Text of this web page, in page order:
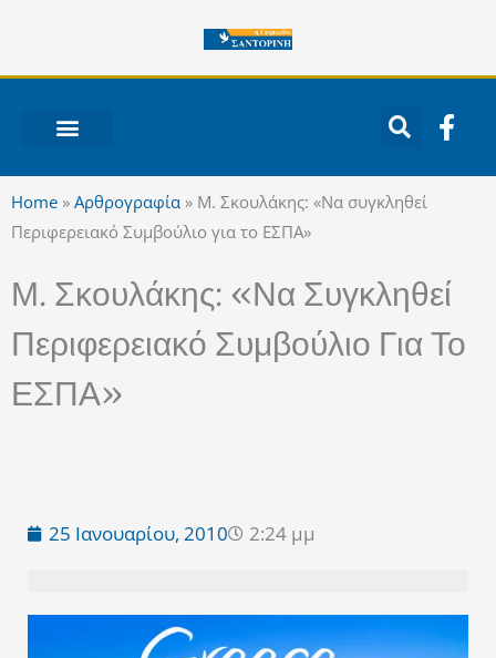
περιεχόμενο
F
a
o
k
-
f
Home » Αρθρογραφία » Μ. Σκουλάκης: «Να συγκληθεί
Περιφερειακό Συμβούλιο για το ΕΣΠΑ»
Μ. Σκουλάκης: «Να Συγκληθεί
Περιφερειακό Συμβούλιο Για Το
ΕΣΠΑ»
25 Ιανουαρίου, 2010 2:24 μμ